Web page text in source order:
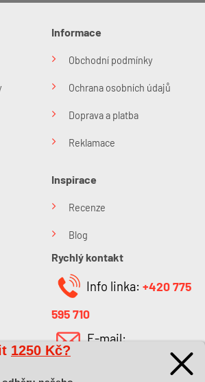
Informace
Obchodní podmínky
Ochrana osobních údajů
Doprava a platba
Reklamace
Inspirace
Recenze
Blog
Rychlý kontakt
Info linka: +420 775
595 710
E-mail:
1250 Kč?